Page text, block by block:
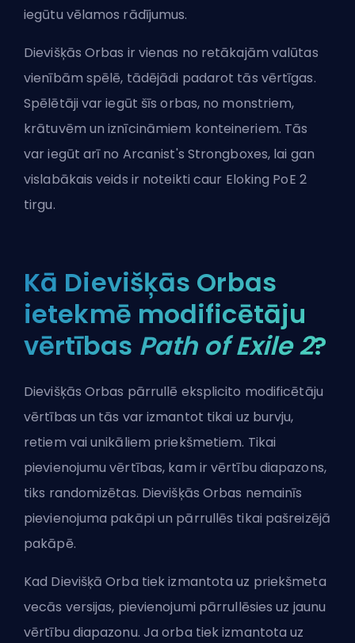
iegūtu vēlamos rādījumus.
Dievišķās Orbas ir vienas no retākajām valūtas
vienībām spēlē, tādējādi padarot tās vērtīgas.
Spēlētāji var iegūt šīs orbas, no monstriem,
krātuvēm un iznīcināmiem konteineriem. Tās
var iegūt arī no Arcanist's Strongboxes, lai gan
vislabākais veids ir noteikti caur Eloking PoE 2
tirgu.
Kā Dievišķās Orbas
ietekmē modificētāju
vērtības Path of Exile 2?
Dievišķās Orbas pārrullē eksplicito modificētāju
vērtības un tās var izmantot tikai uz burvju,
retiem vai unikāliem priekšmetiem. Tikai
pievienojumu vērtības, kam ir vērtību diapazons,
tiks randomizētas. Dievišķās Orbas nemainīs
pievienojuma pakāpi un pārrullēs tikai pašreizējā
pakāpē.
Kad Dievišķā Orba tiek izmantota uz priekšmeta
vecās versijas, pievienojumi pārrullēsies uz jaunu
vērtību diapazonu. Ja orba tiek izmantota uz